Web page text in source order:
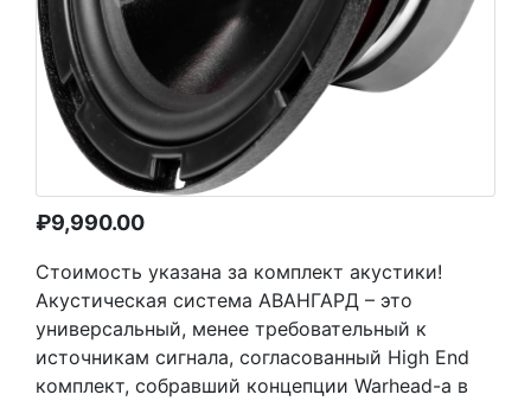
₽9,990.00
Стоимость указана за комплект акустики!
Акустическая система АВАНГАРД – это
универсальный, менее требовательный к
источникам сигнала, согласованный High End
комплект, собравший концепции Warhead-а в